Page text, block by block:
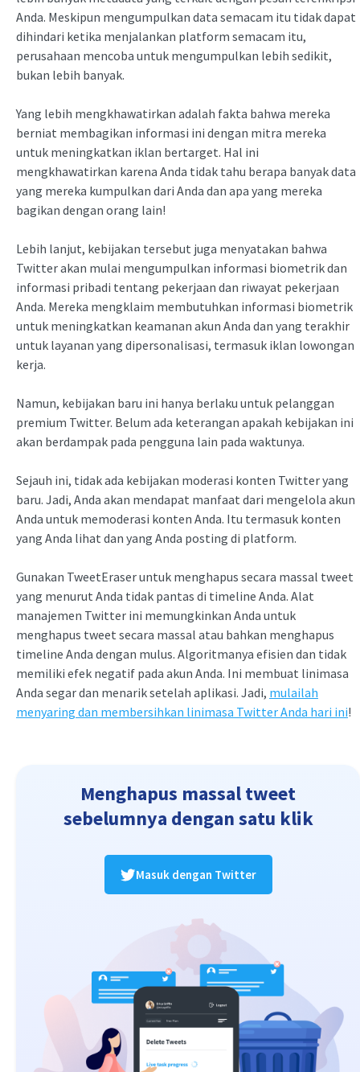
Anda. Meskipun mengumpulkan data semacam itu tidak dapat
dihindari ketika menjalankan platform semacam itu,
perusahaan mencoba untuk mengumpulkan lebih sedikit,
bukan lebih banyak.
Yang lebih mengkhawatirkan adalah fakta bahwa mereka
berniat membagikan informasi ini dengan mitra mereka
untuk meningkatkan iklan bertarget. Hal ini
mengkhawatirkan karena Anda tidak tahu berapa banyak data
yang mereka kumpulkan dari Anda dan apa yang mereka
bagikan dengan orang lain!
Lebih lanjut, kebijakan tersebut juga menyatakan bahwa
Twitter akan mulai mengumpulkan informasi biometrik dan
informasi pribadi tentang pekerjaan dan riwayat pekerjaan
Anda. Mereka mengklaim membutuhkan informasi biometrik
untuk meningkatkan keamanan akun Anda dan yang terakhir
untuk layanan yang dipersonalisasi, termasuk iklan lowongan
kerja.
Namun, kebijakan baru ini hanya berlaku untuk pelanggan
premium Twitter. Belum ada keterangan apakah kebijakan ini
akan berdampak pada pengguna lain pada waktunya.
Sejauh ini, tidak ada kebijakan moderasi konten Twitter yang
baru. Jadi, Anda akan mendapat manfaat dari mengelola akun
Anda untuk memoderasi konten Anda. Itu termasuk konten
yang Anda lihat dan yang Anda posting di platform.
Gunakan TweetEraser untuk menghapus secara massal tweet
yang menurut Anda tidak pantas di timeline Anda. Alat
manajemen Twitter ini memungkinkan Anda untuk
menghapus tweet secara massal atau bahkan menghapus
timeline Anda dengan mulus. Algoritmanya efisien dan tidak
memiliki efek negatif pada akun Anda. Ini membuat linimasa
Anda segar dan menarik setelah aplikasi. Jadi, mulailah
menyaring dan membersihkan linimasa Twitter Anda hari ini!
Menghapus massal tweet
sebelumnya dengan satu klik
Masuk dengan Twitter